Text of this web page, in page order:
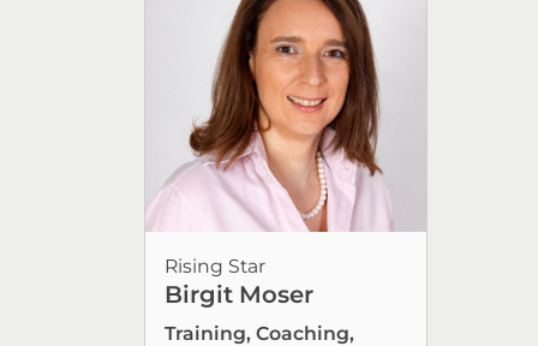
Rising Star
Birgit Moser
Training, Coaching,